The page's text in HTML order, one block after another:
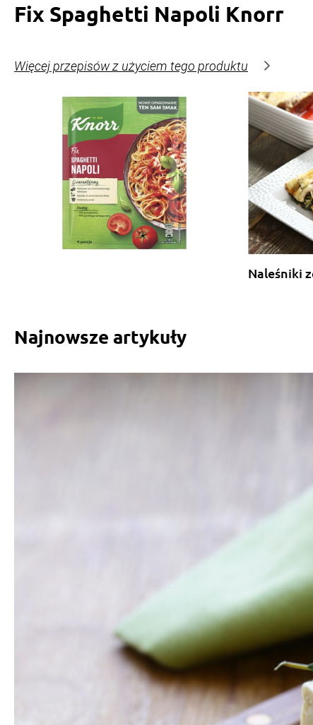
Fix Spaghetti Napoli Knorr
Więcej przepisów z użyciem tego produktu
Naleśniki
Najnowsze artykuły